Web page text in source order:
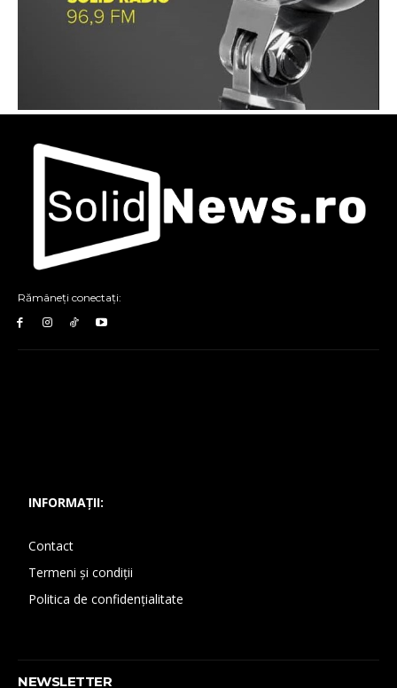
Rămâneți conectați:
INFORMAȚII:
Contact
Termeni și condiții
Politica de confidențialitate
NEWSLETTER